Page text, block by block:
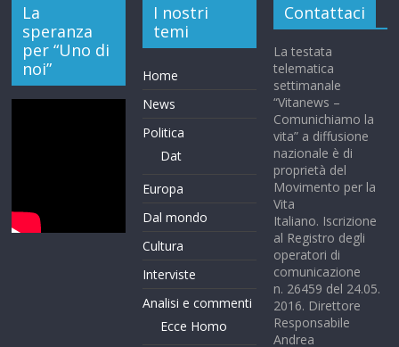
La
speranza
per “Uno di
noi”
I nostri
temi
Home
News
Politica
Dat
Europa
Dal mondo
Cultura
Interviste
Analisi e commenti
Ecce Homo
Contattaci
La testata
telematica
settimanale
“Vitanews –
Comunichiamo la
vita” a diffusione
nazionale è di
proprietà del
Movimento per la
Vita
Italiano. Iscrizione
al Registro degli
operatori di
comunicazione
n. 26459 del 24.05.
2016. Direttore
Responsabile
Andrea